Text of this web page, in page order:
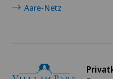
Aare-Netz